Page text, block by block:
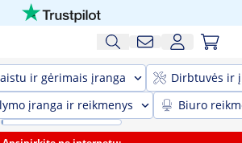
ir gėrimais įranga
Dirbtuvės ir
įranga ir reikmenys
Biuro